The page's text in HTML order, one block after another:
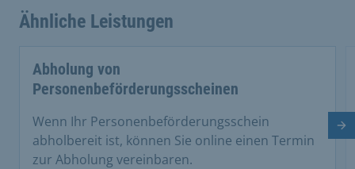
Ähnliche Leistungen
Abholung von
Personenbeförderungsscheinen
Wenn Ihr Personenbeförderungsschein
abholbereit ist, können Sie online einen Termin
zur Abholung vereinbaren.